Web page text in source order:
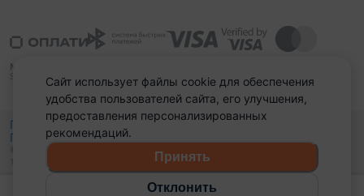
Политика конфиденциальности,
Политика обработки файлов куки
© 2015 - 2026, Domovita.by. Копирование материалов допускается
только при наличии активной ссылки.
Сайт использует файлы cookie для обеспечения
удобства пользователей сайта, его улучшения,
предоставления персонализированных
рекомендаций.
Принять
Отклонить